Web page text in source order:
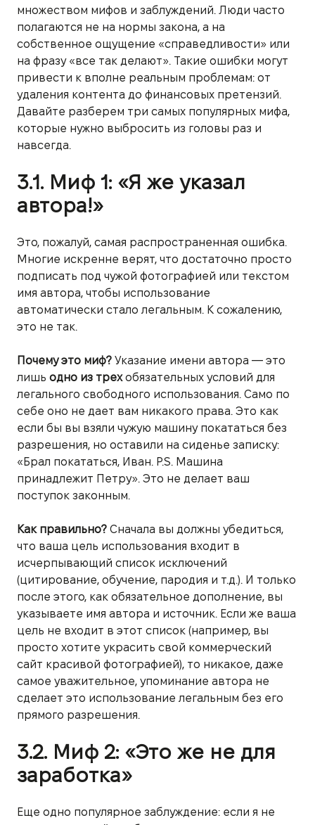
множеством мифов и заблуждений. Люди часто
полагаются не на нормы закона, а на
собственное ощущение «справедливости» или
на фразу «все так делают». Такие ошибки могут
привести к вполне реальным проблемам: от
удаления контента до финансовых претензий.
Давайте разберем три самых популярных мифа,
которые нужно выбросить из головы раз и
навсегда.
3.1. Миф 1: «Я же указал
автора!»
Это, пожалуй, самая распространенная ошибка.
Многие искренне верят, что достаточно просто
подписать под чужой фотографией или текстом
имя автора, чтобы использование
автоматически стало легальным. К сожалению,
это не так.
Почему это миф? Указание имени автора — это
лишь одно из трехобязательных условий для
легального свободного использования. Само по
себе оно не дает вам никакого права. Это как
если бы вы взяли чужую машину покататься без
разрешения, но оставили на сиденье записку:
«Брал покататься, Иван. P.S. Машина
принадлежит Петру». Это не делает ваш
поступок законным.
Как правильно? Сначала вы должны убедиться,
что ваша цель использования входит в
исчерпывающий список исключений
(цитирование, обучение, пародия и т.д.). И только
после этого, как обязательное дополнение, вы
указываете имя автора и источник. Если же ваша
цель не входит в этот список (например, вы
просто хотите украсить свой коммерческий
сайт красивой фотографией), то никакое, даже
самое уважительное, упоминание автора не
сделает это использование легальным без его
прямого разрешения.
3.2. Миф 2: «Это же не для
заработка»
Еще одно популярное заблуждение: если я не